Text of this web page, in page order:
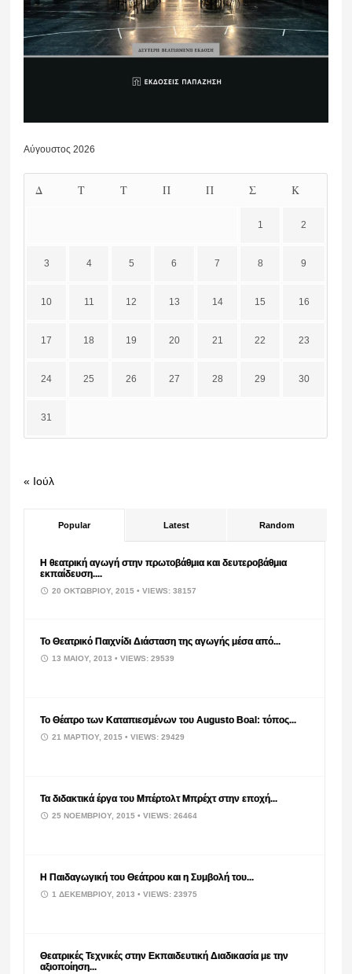
Αύγουστος 2026
Δ Τ Τ Π Π Σ Κ
1 2
3 4 5 6 7 8 9
10 11 12 13 14 15 16
17 18 19 20 21 22 23
24 25 26 27 28 29 30
31
« Ιούλ
Popular Latest Random
Η θεατρική αγωγή στην πρωτοβάθμια και δευτεροβάθμια
εκπαίδευση....
20 ΟΚΤΩΒΡΊΟΥ, 2015• VIEWS: 38157
Το Θεατρικό Παιχνίδι Διάσταση της αγωγής μέσα από...
13 ΜΑΪ́ΟΥ, 2013• VIEWS: 29539
Το Θέατρο των Καταπιεσμένων του Augusto Boal: τόπος...
21 ΜΑΡΤΊΟΥ, 2015• VIEWS: 29429
Τα διδακτικά έργα του Μπέρτολτ Μπρέχτ στην εποχή...
25 ΝΟΕΜΒΡΊΟΥ, 2015• VIEWS: 26464
Η Παιδαγωγική του Θεάτρου και η Συμβολή του...
1 ΔΕΚΕΜΒΡΊΟΥ, 2013• VIEWS: 23975
Θεατρικές Τεχνικές στην Εκπαιδευτική Διαδικασία με την
αξιοποίηση...